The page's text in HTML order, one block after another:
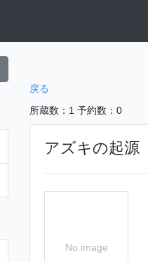
戻る
所蔵数：1 予約数：0
アズキの起源
No image